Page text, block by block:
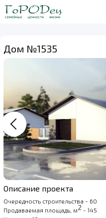
Дом №1535
Описание проекта
Очередность строительства - 60
Продаваемая площадь, м2 - 145